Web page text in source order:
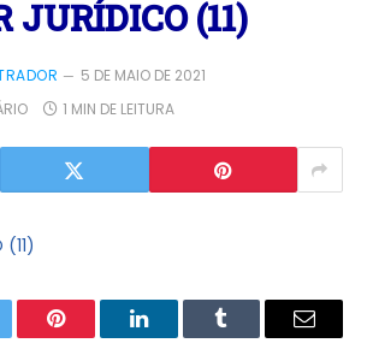
JURÍDICO (11)
5 DE MAIO DE 2021
1 MIN DE LEITURA
(11)
Pinterest LinkedInTumblr
E-